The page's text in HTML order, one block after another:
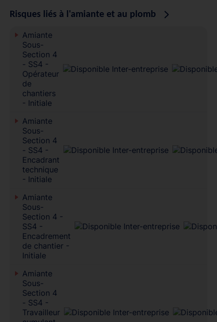
Risques liés à l'amiante et au plomb
Amiante
Sous-
Section 4
- SS4 -
Opérateur
de
chantiers
- Initiale
Amiante
Sous-
Section 4
- SS4 -
Encadrant
technique
- Initiale
Amiante
Sous-
Section 4 -
SS4 -
Encadrement
de chantier -
Initiale
Amiante
Sous-
Section 4
- SS4 -
Travailleur